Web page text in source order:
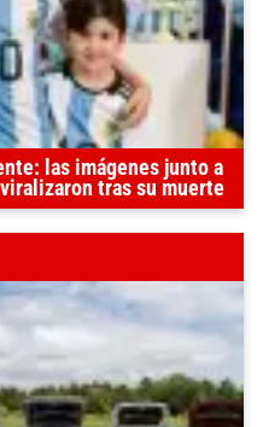
las imágenes junto a
tras su muerte